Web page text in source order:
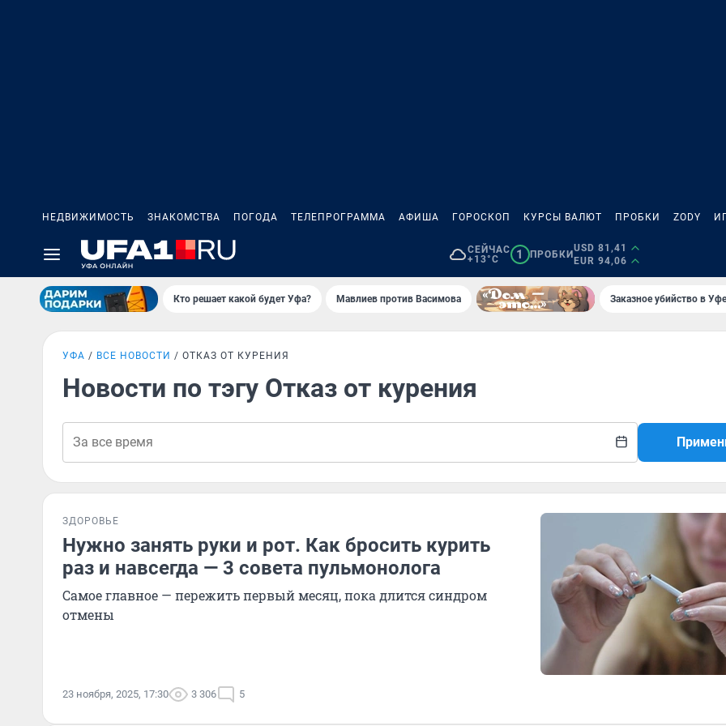
НЕДВИЖИМОСТЬ ЗНАКОМСТВА ПОГОДА ТЕЛЕПРОГРАММА АФИША ГОРОСКОП КУРСЫ ВАЛЮТ ПРОБКИ ZODY
СЕЙЧАС
+13°C
1 ПРОБКИ
USD 81,41
EUR 94,06
Кто решает какой будет Уфа? Мавлиев против Васимова Заказное убийство в
УФА ВСЕ НОВОСТИ ОТКАЗ ОТ КУРЕНИЯ
Новости по тэгу Отказ от курения
ЗДОРОВЬЕ
Нужно занять руки и рот. Как бросить курить
раз и навсегда — 3 совета пульмонолога
Самое главное — пережить первый месяц, пока длится синдром
отмены
23 ноября, 2025, 17:30 3 306 5